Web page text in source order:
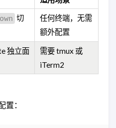
切
任何终端，无需
额外配置
独立面
需要 tmux 或
iTerm2
置：